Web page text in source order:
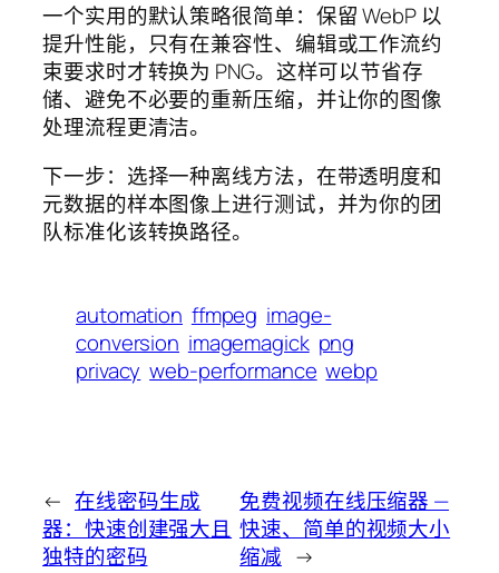
一个实用的默认策略很简单：保留 WebP 以
提升性能，只有在兼容性、编辑或工作流约
束要求时才转换为 PNG。这样可以节省存
储、避免不必要的重新压缩，并让你的图像
处理流程更清洁。
下一步：选择一种离线方法，在带透明度和
元数据的样本图像上进行测试，并为你的团
队标准化该转换路径。
automation ffmpeg image-
conversion imagemagick png
privacy web-performance webp
← 在线密码生成
器：快速创建强大且
独特的密码
免费视频在线压缩器 —
快速、简单的视频大小
缩减 →